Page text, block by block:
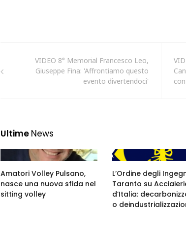
VIDEO 8° Memorial Francesco Leo,
Giuseppe Fina: 'Affrontiamo questo
evento divertendoci'
Ultime News
Amatori Volley Pulsano,
nasce una nuova sfida nel
sitting volley
L’Ordine degli
Taranto su
d’Italia:
o